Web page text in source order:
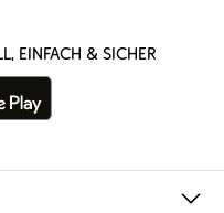
einfach & sicher